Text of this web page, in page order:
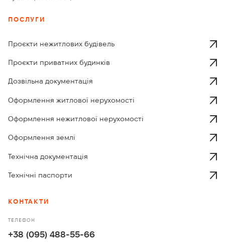
ПОСЛУГИ
Проєкти нежитлових будівель
Проєкти приватних будинків
Дозвільна документація
Оформлення житлової нерухомості
Оформлення нежитлової нерухомості
Оформлення землі
Технічна документація
Технічні паспорти
КОНТАКТИ
ТЕЛЕФОН
+38 (095) 488-55-66